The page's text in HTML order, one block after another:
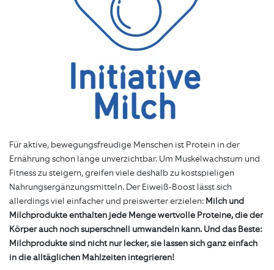
Für aktive, bewegungsfreudige Menschen ist Protein in der
Ernährung schon lange unverzichtbar. Um Muskelwachstum und
Fitness zu steigern, greifen viele deshalb zu kostspieligen
Nahrungsergänzungsmitteln. Der Eiweiß-Boost lässt sich
allerdings viel einfacher und preiswerter erzielen: Milch und
Milchprodukte enthalten jede Menge wertvolle Proteine, die der
Körper auch noch superschnell umwandeln kann. Und das Beste:
Milchprodukte sind nicht nur lecker, sie lassen sich ganz einfach
in die alltäglichen Mahlzeiten integrieren!